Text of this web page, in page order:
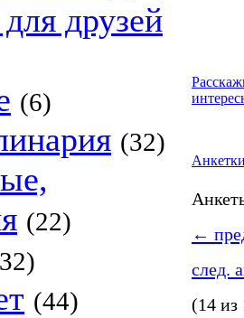
друзей
(6)
(32)
(22)
(44)
←
след.
(14 из